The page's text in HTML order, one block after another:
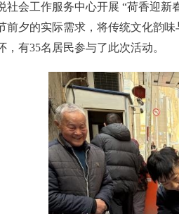
社会工作服务中心开展 “荷香迎新
前夕的实际需求，将传统文化韵
，有35名居民参与了此次活动。